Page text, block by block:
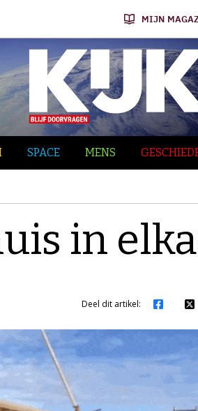
MIJN
SPACE MENS
in
Deel dit artikel: